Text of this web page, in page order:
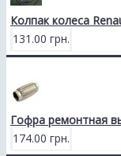
Колпак колеса
131.00 грн.
Гофра ремонтная
174.00 грн.